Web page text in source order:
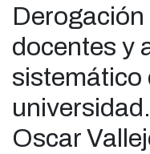
docentes y
sistemático
universidad.
Oscar